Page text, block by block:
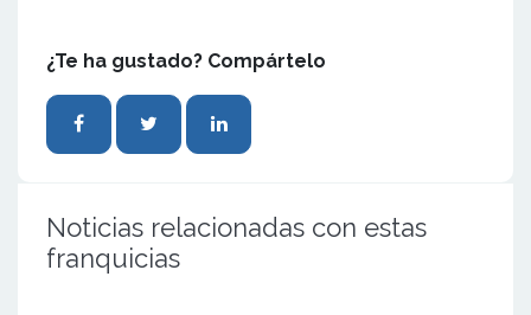
¿Te ha gustado? Compártelo
Noticias relacionadas con estas
franquicias